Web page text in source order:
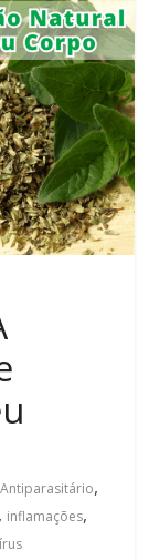
Antiparasitário,
, inflamações,